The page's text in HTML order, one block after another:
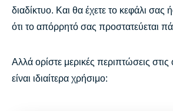
διαδίκτυο. Και θα έχετε το κεφάλι σας
ότι το απόρρητό σας προστατεύεται
Αλλά ορίστε μερικές περιπτώσεις
είναι ιδιαίτερα χρήσιμο: